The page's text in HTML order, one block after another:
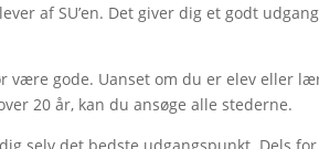
af SU’en. Det giver dig et godt
gode. Uanset om du er elev eller
20 år, kan du ansøge alle stederne.